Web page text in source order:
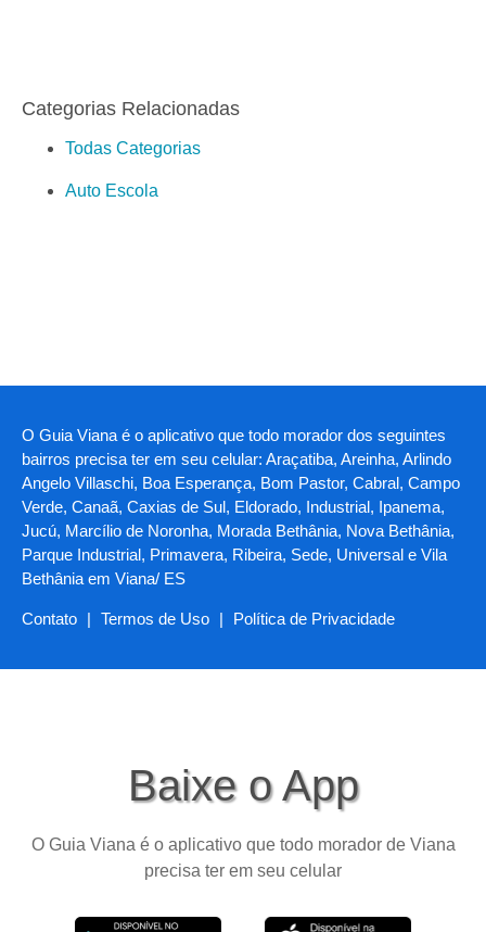
Categorias Relacionadas
Todas Categorias
Auto Escola
O Guia Viana é o aplicativo que todo morador dos seguintes
bairros precisa ter em seu celular: Araçatiba, Areinha, Arlindo
Angelo Villaschi, Boa Esperança, Bom Pastor, Cabral, Campo
Verde, Canaã, Caxias de Sul, Eldorado, Industrial, Ipanema,
Jucú, Marcílio de Noronha, Morada Bethânia, Nova Bethânia,
Parque Industrial, Primavera, Ribeira, Sede, Universal e Vila
Bethânia em Viana/ ES
Contato | Termos de Uso | Política de Privacidade
Baixe o App
O Guia Viana é o aplicativo que todo morador de Viana
precisa ter em seu celular